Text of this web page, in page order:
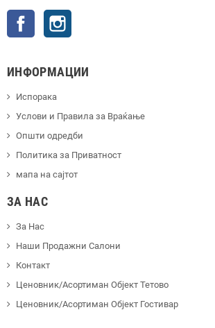
Facebook
ИНФОРМАЦИИ
Испорака
Услови и Правила за Враќање
Општи одредби
Политика за Приватност
мапа на сајтот
ЗА НАС
За Нас
Наши Продажни Салони
Контакт
Ценовник/Асортиман Објект Тетово
Ценовник/Асортиман Објект Гостивар